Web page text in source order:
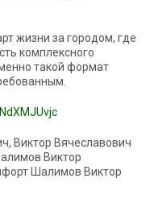
жизни за городом, где
комплексного
такой формат
Виктор Вячеславович
Виктор
Шалимов Виктор